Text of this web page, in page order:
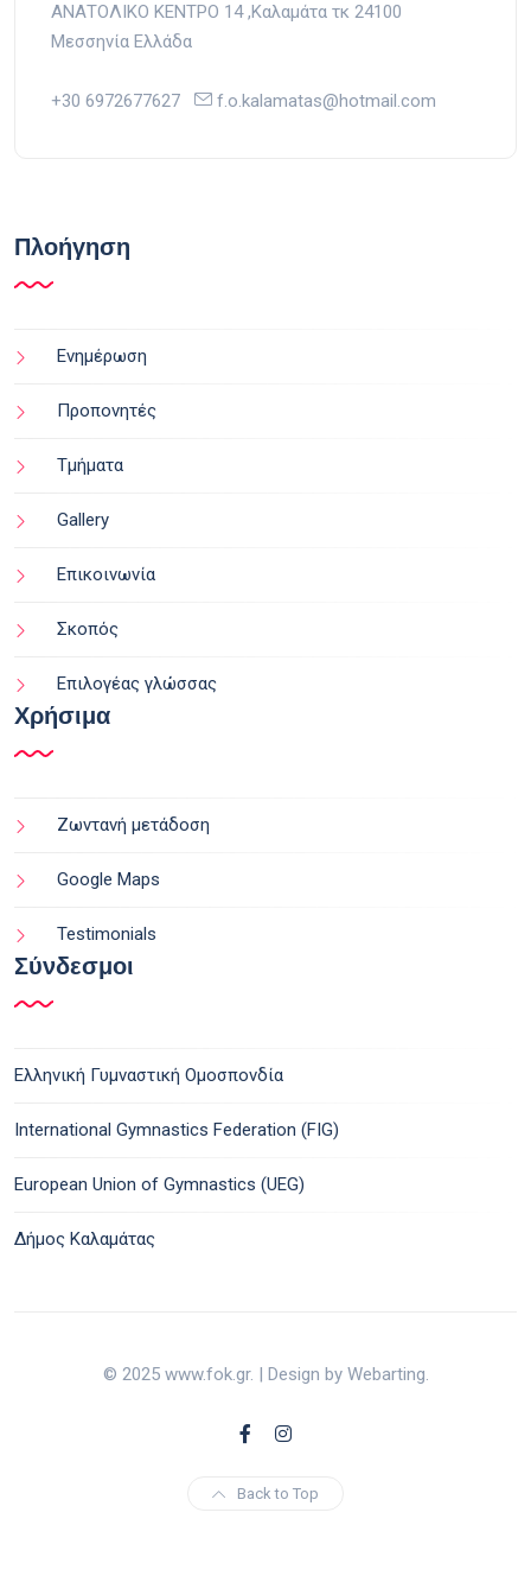
ΑΝΑΤΟΛΙΚΟ ΚΕΝΤΡΟ 14 ,Kαλαμάτα τκ 24100
Μεσσηνία Ελλάδα
+30 6972677627 f.o.kalamatas@hotmail.com
Πλοήγηση
Ενημέρωση
Προπονητές
Τμήματα
Gallery
Επικοινωνία
Σκοπός
Επιλογέας γλώσσας
Χρήσιμα
Ζωντανή μετάδοση
Google Maps
Testimonials
Σύνδεσμοι
Ελληνική Γυμναστική Ομοσπονδία
International Gymnastics Federation (FIG)
European Union of Gymnastics (UEG)
Δήμος Καλαμάτας
© 2025 www.fok.gr. | Design by Webarting.
Back to Top